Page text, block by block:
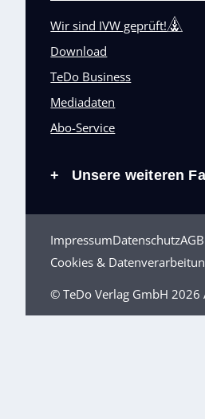
Wir sind IVW geprüft!
Download
TeDo Business
Mediadaten
Abo-Service
+ Unsere weiteren
ImpressumDatenschutzAGB
Cookies &
© TeDo Verlag GmbH 2026